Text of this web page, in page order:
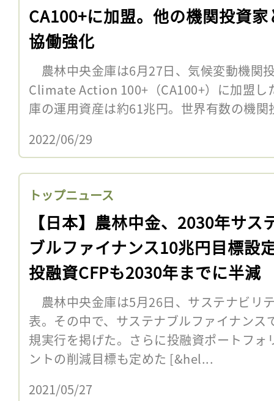
CA100+に加盟。他の機関投資家
協働強化
農林中央金庫は6月27日、気候変動機関
Climate Action 100+（CA100+）に加盟し
庫の運用資産は約61兆円。世界有数の機
2022/06/29
トップニュース
【日本】農林中金、2030年サス
ブルファイナンス10兆円目標設
投融資CFPも2030年までに半減
農林中央金庫は5月26日、サステナビリ
表。その中で、サステナブルファイナンス
規実行を掲げた。さらに投融資ポートフォ
ントの削減目標も定めた [&hel...
2021/05/27